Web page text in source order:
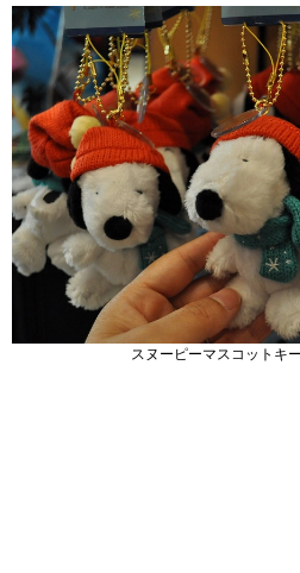
スヌーピーマスコットキ